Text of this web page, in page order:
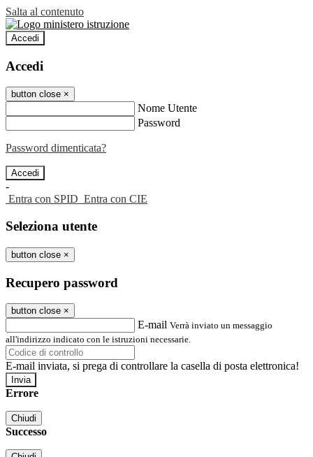
Salta al contenuto
Accedi
Accedi
button close ×
Nome Utente
Password
Password dimenticata?
-
Entra con SPID Entra con CIE
Seleziona utente
button close ×
Recupero password
button close ×
E-mail Verrà inviato un messaggio
all'indirizzo indicato con le istruzioni necessarie.
E-mail inviata, si prega di controllare la casella di posta elettronica!
Errore
Chiudi
Successo